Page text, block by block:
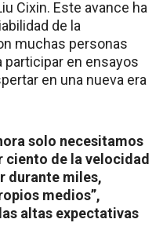
Cixin. Este avance ha
de la
muchas personas
en ensayos
en una nueva era
solo necesitamos
ciento de la velocidad
durante miles,
medios”,
altas expectativas